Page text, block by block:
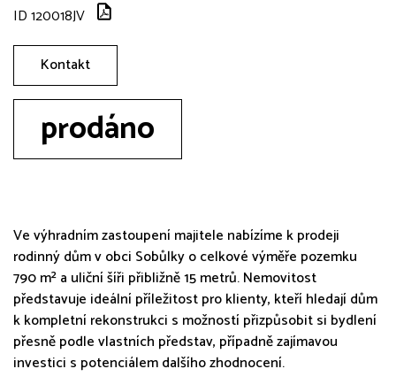
ID 120018JV
Kontakt
prodáno
Ve výhradním zastoupení majitele nabízíme k prodeji
rodinný dům v obci Sobůlky o celkové výměře pozemku
790 m² a uliční šíři přibližně 15 metrů. Nemovitost
představuje ideální příležitost pro klienty, kteří hledají dům
k kompletní rekonstrukci s možností přizpůsobit si bydlení
přesně podle vlastních představ, případně zajímavou
investici s potenciálem dalšího zhodnocení.